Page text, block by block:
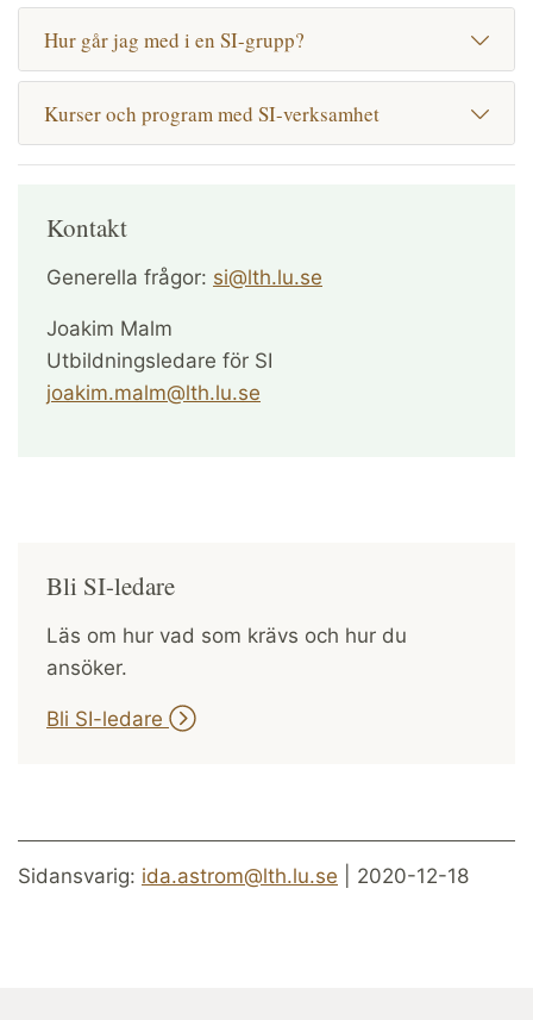
Hur går jag med i en SI-grupp?
Kurser och program med SI-verksamhet
Kontakt
Generella frågor: si@lth.lu.se
Joakim Malm
Utbildningsledare för SI
joakim.malm@lth.lu.se
Bli SI-ledare
Läs om hur vad som krävs och hur du
ansöker.
Bli SI-ledare
Sidansvarig: ida.astrom@lth.lu.se | 2020-12-18